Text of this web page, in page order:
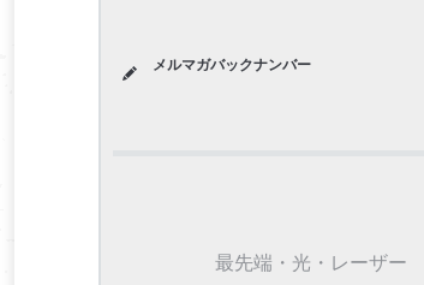
メルマガバックナンバー
最先端・光・レーザー